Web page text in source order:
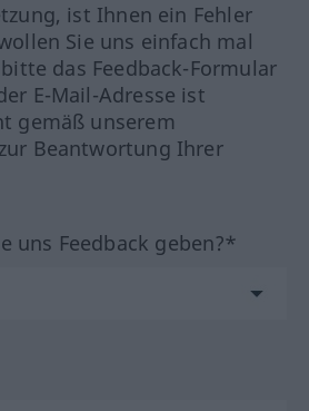
ist Ihnen ein Fehler
Sie uns einfach mal
das Feedback-Formular
E-Mail-Adresse ist
gemäß unserem
Beantwortung Ihrer
uns Feedback geben?*